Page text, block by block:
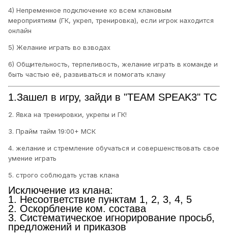
4) Непременное подключение ко всем клановым
мероприятиям (ГК, укреп, тренировка), если игрок находится
онлайн
5) Желание играть во взводах
6) Общительность, терпеливость, желание играть в команде и
быть частью её, развиваться и помогать клану
1.Зашел в игру, зайди в "TEAM SPEAK3" ТС
2. Явка на тренировки, укрепы и ГК!
3. Прайм тайм 19:00+ МСК
4. желание и стремление обучаться и совершенствовать свое
умение играть
5. строго соблюдать устав клана
Исключение из клана:
1. Несоответствие пунктам 1, 2, 3, 4, 5
2. Оскорбление ком. состава
3. Систематическое игнорирование просьб,
предложений и приказов